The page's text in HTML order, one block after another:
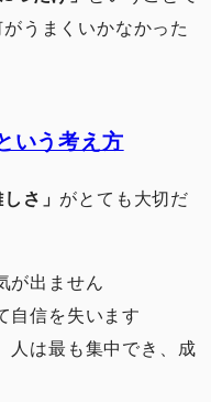
うまくいかなかった
いう考え方
さ」 がとても大切だ
が出ません
自信を失います
人は最も集中でき、成